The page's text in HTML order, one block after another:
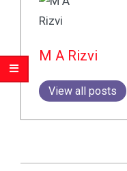
M A Rizvi
View all posts